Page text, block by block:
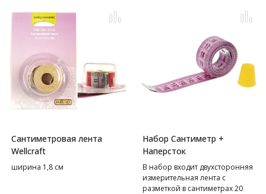
Сантиметровая лента
Wellcraft
ширина 1,8 см
Набор Сантиметр +
Наперсток
В набор входит двухсторонняя
измерительная лента с
разметкой в сантиметрах 20